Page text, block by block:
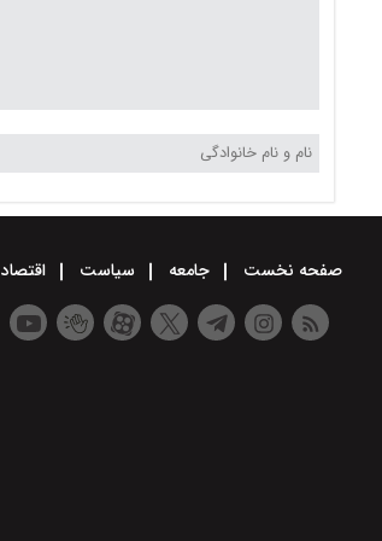
صفحه نخست جامعه سیاست اقتصاد